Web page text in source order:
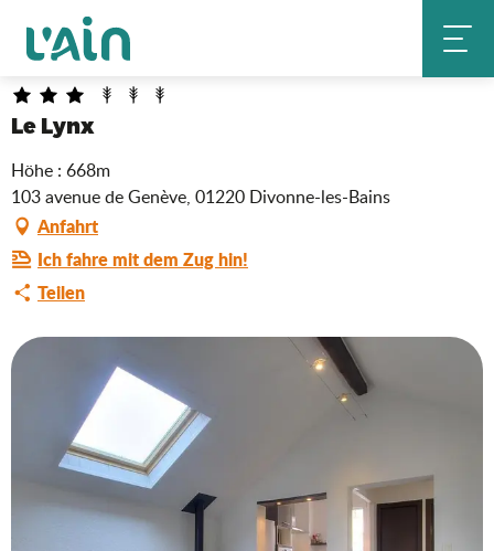
contenu
principal
Startseite
Le Lynx
Höhe : 668m
103 avenue de Genève, 01220 Divonne-les-Bains
Anfahrt
Ich fahre mit dem Zug hin!
Teilen